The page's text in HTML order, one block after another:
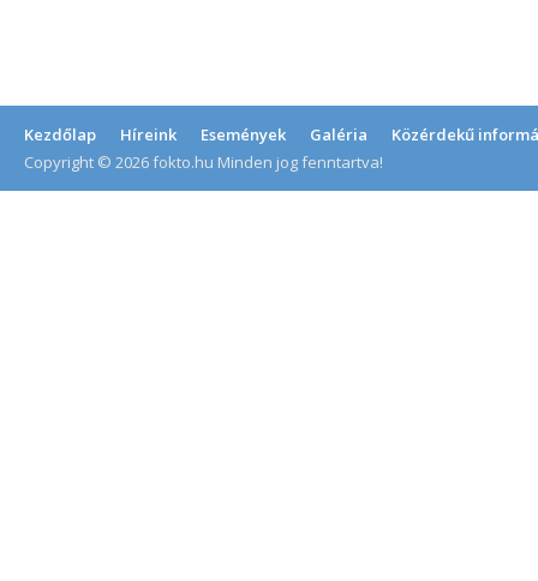
Kezdőlap Híreink Események Galéria
Közérdekű
Copyright © 2026 fokto.hu Minden jog fenntartva!